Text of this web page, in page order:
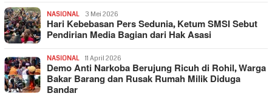
NASIONAL 3 Mei 2026
Hari Kebebasan Pers Sedunia, Ketum SMSI Sebut
Pendirian Media Bagian dari Hak Asasi
NASIONAL 11 April 2026
Demo Anti Narkoba Berujung Ricuh di Rohil, Warga
Bakar Barang dan Rusak Rumah Milik Diduga
Bandar